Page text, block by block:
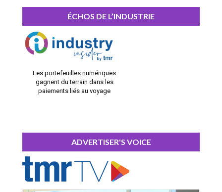
ÉCHOS DE L’INDUSTRIE
Les portefeuilles numériques
gagnent du terrain dans les
paiements liés au voyage
ADVERTISER'S VOICE